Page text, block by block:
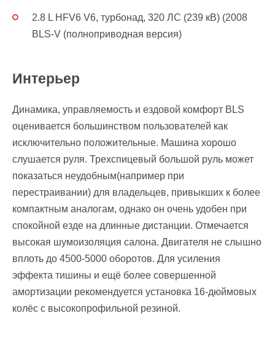
2.8 L HFV6 V6, турбонад, 320 ЛС (239 кВ) (2008
BLS-V (полноприводная версия)
Интерьер
Динамика, управляемость и ездовой комфорт BLS
оценивается большинством пользователей как
исключительно положительные. Машина хорошо
слушается руля. Трехспицевый большой руль может
показаться неудобным(например при
перестраивании) для владельцев, привыкших к более
компактным аналогам, однако он очень удобен при
спокойной езде на длинные дистанции. Отмечается
высокая шумоизоляция салона. Двигателя не слышно
вплоть до 4500-5000 оборотов. Для усиления
эффекта тишины и ещё более совершенной
амортизации рекомендуется установка 16-дюймовых
колёс с высокопрофильной резиной.